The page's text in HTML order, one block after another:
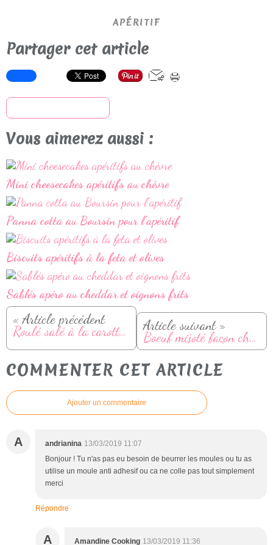
APÉRITIF
Partager cet article
Vous aimerez aussi :
Mini cheesecakes apéritifs au chèvre
Panna cotta au Boursin pour l'apéritif
Biscuits apéritifs à la feta et olives
Sablés apéro au cheddar et oignons frits
« Article précédent
Roulé salé à la carotte et fromage frais Article suivant »
Boeuf mijoté façon chili con carne
COMMENTER CET ARTICLE
Ajouter un commentaire
A andrianina 13/03/2019 11:07
Bonjour ! Tu n'as pas eu besoin de beurrer les moules ou tu as
utilise un moule anti adhesif ou ca ne colle pas tout simplement
merci
Répondre
A Amandine Cooking 13/03/2019 11:36